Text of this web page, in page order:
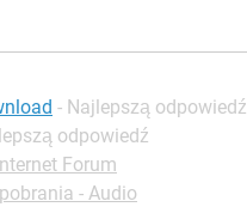
- Najlepszą odpowiedź
odpowiedź
Internet Forum
- Audio